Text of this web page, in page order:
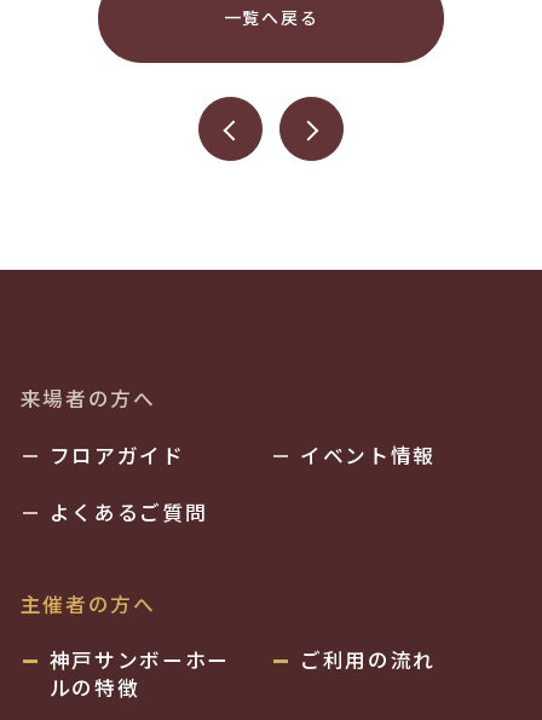
一覧へ戻る
来場者の方へ
フロアガイド
イベント情報
よくあるご質問
主催者の方へ
神戸サンボーホー
ルの特徴
ご利用の流れ